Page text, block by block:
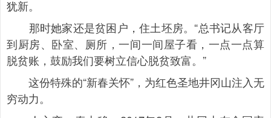
犹新。
那时她家还是贫困户，住土坯房。“总书记从客厅
到厨房、卧室、厕所，一间一间屋子看，一点一点算
脱贫账，鼓励我们要树立信心脱贫致富。”
这份特殊的“新春关怀”，为红色圣地井冈山注入无
穷动力。